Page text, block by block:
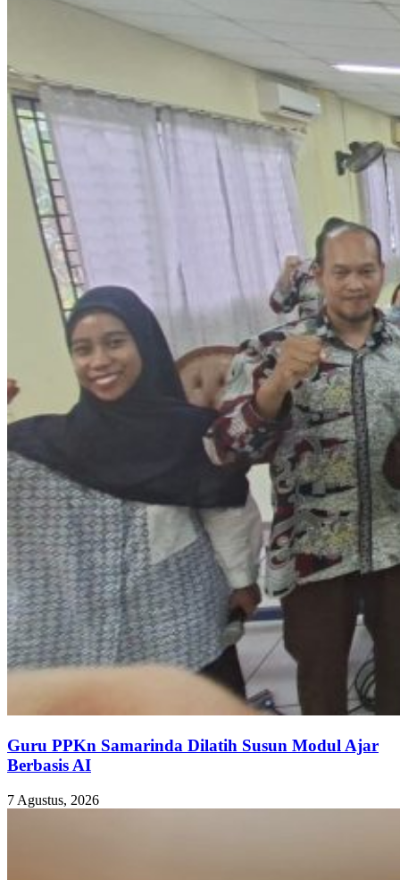
Guru PPKn Samarinda Dilatih Susun Modul Ajar
Berbasis AI
7 Agustus, 2026